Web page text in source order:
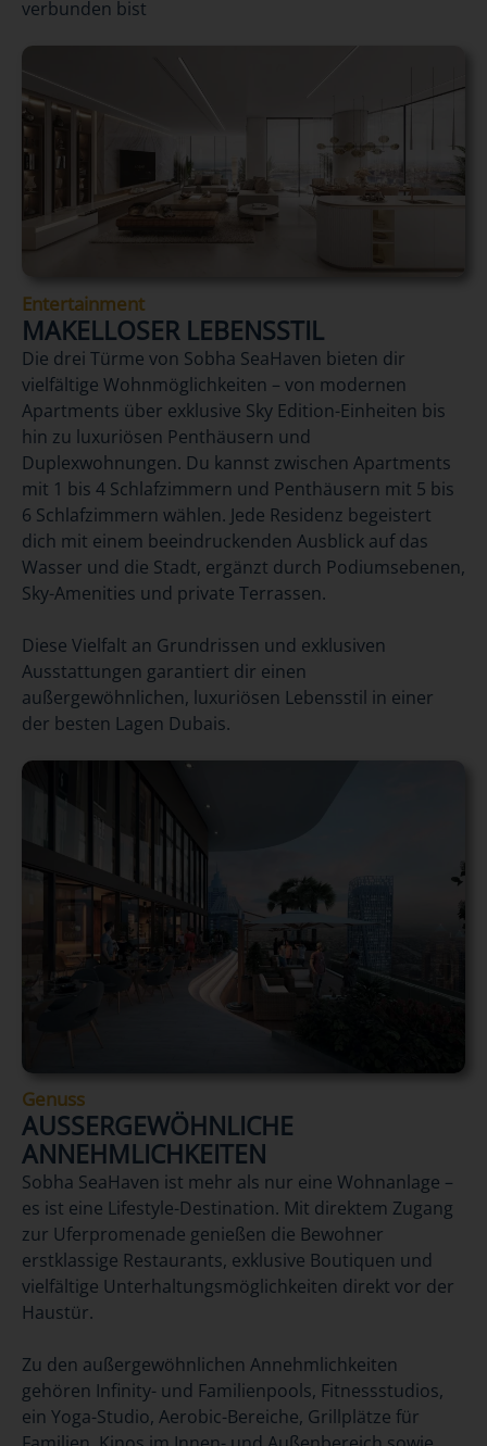
verbunden bist
Entertainment
MAKELLOSER LEBENSSTIL
Die drei Türme von Sobha SeaHaven bieten dir
vielfältige Wohnmöglichkeiten – von modernen
Apartments über exklusive Sky Edition-Einheiten bis
hin zu luxuriösen Penthäusern und
Duplexwohnungen. Du kannst zwischen Apartments
mit 1 bis 4 Schlafzimmern und Penthäusern mit 5 bis
6 Schlafzimmern wählen. Jede Residenz begeistert
dich mit einem beeindruckenden Ausblick auf das
Wasser und die Stadt, ergänzt durch Podiumsebenen,
Sky-Amenities und private Terrassen.
Diese Vielfalt an Grundrissen und exklusiven
Ausstattungen garantiert dir einen
außergewöhnlichen, luxuriösen Lebensstil in einer
der besten Lagen Dubais.
Genuss
AUSSERGEWÖHNLICHE A
NNEHMLICHKEITEN
Sobha SeaHaven ist mehr als nur eine Wohnanlage –
es ist eine Lifestyle-Destination. Mit direktem Zugang
zur Uferpromenade genießen die Bewohner
erstklassige Restaurants, exklusive Boutiquen und
vielfältige Unterhaltungsmöglichkeiten direkt vor der
Haustür.
Zu den außergewöhnlichen Annehmlichkeiten
gehören Infinity- und Familienpools, Fitnessstudios,
ein Yoga-Studio, Aerobic-Bereiche, Grillplätze für